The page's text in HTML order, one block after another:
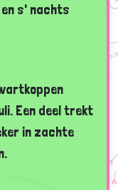
s' nachts
Een deel trekt
in zachte